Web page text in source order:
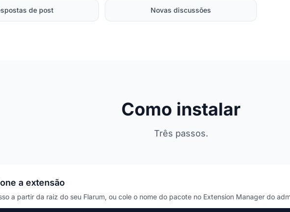
de post Novas discussões
Como instalar
Três passos.
a extensão
a partir da raiz do seu Flarum, ou cole o nome do pacote no Extension Manager do